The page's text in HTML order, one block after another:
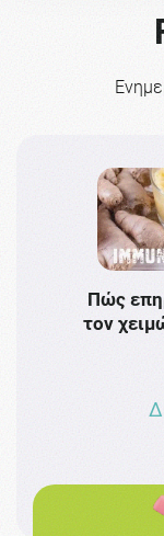
Πώς
τον